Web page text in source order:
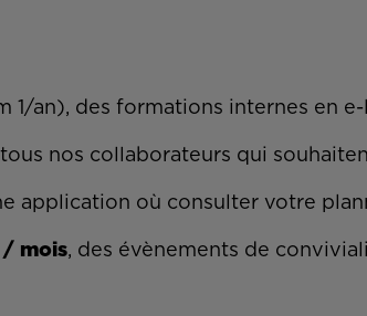
1/an), des formations internes en
nos collaborateurs qui
application où consulter votre
/ mois, des évènements de